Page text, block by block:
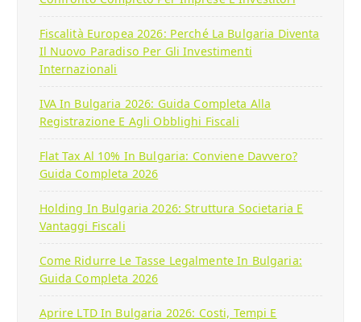
Fiscalità Europea 2026: Perché La Bulgaria Diventa
Il Nuovo Paradiso Per Gli Investimenti
Internazionali
IVA In Bulgaria 2026: Guida Completa Alla
Registrazione E Agli Obblighi Fiscali
Flat Tax Al 10% In Bulgaria: Conviene Davvero?
Guida Completa 2026
Holding In Bulgaria 2026: Struttura Societaria E
Vantaggi Fiscali
Come Ridurre Le Tasse Legalmente In Bulgaria:
Guida Completa 2026
Aprire LTD In Bulgaria 2026: Costi, Tempi E